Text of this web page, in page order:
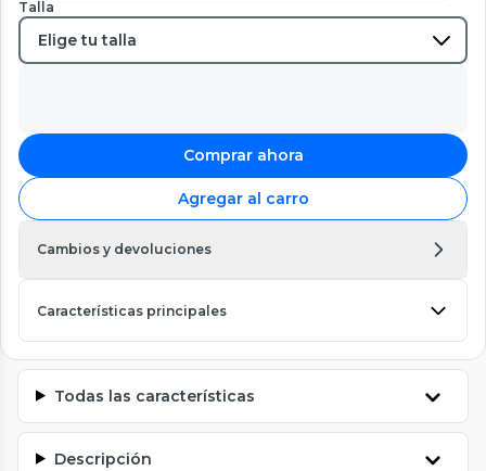
Talla
Comprar ahora
Agregar al carro
Cambios y devoluciones
Características principales
Todas las características
Descripción